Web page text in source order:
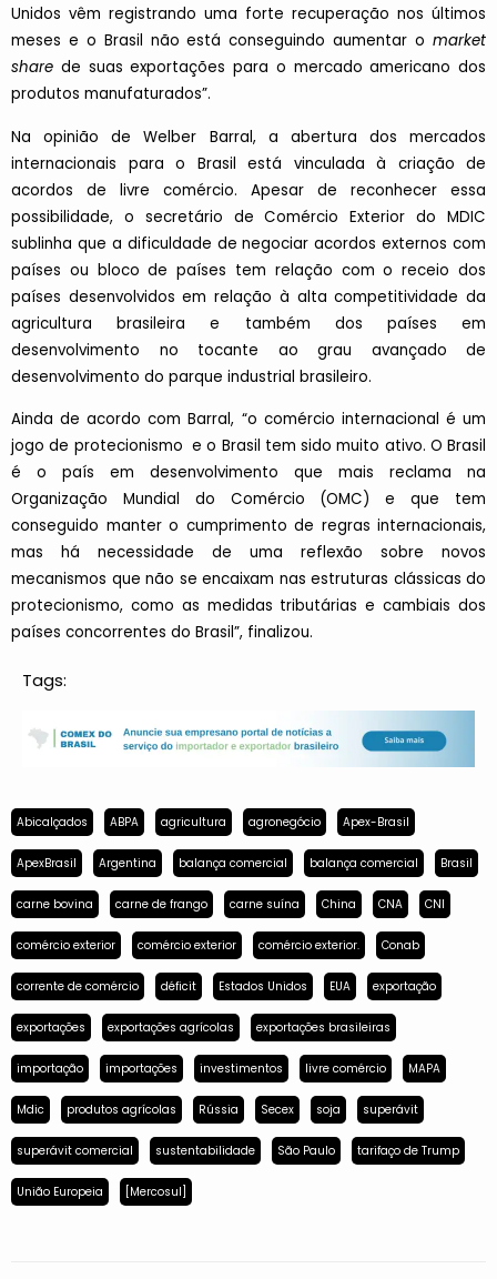
Unidos vêm registrando uma forte recuperação nos últimos
meses e o Brasil não está conseguindo aumentar o market
share de suas exportações para o mercado americano dos
produtos manufaturados”.
Na opinião de Welber Barral, a abertura dos mercados
internacionais para o Brasil está vinculada à criação de
acordos de livre comércio. Apesar de reconhecer essa
possibilidade, o secretário de Comércio Exterior do MDIC
sublinha que a dificuldade de negociar acordos externos com
países ou bloco de países tem relação com o receio dos
países desenvolvidos em relação à alta competitividade da
agricultura brasileira e também dos países em
desenvolvimento no tocante ao grau avançado de
desenvolvimento do parque industrial brasileiro.
Ainda de acordo com Barral, “o comércio internacional é um
jogo de protecionismo e o Brasil tem sido muito ativo. O Brasil
é o país em desenvolvimento que mais reclama na
Organização Mundial do Comércio (OMC) e que tem
conseguido manter o cumprimento de regras internacionais,
mas há necessidade de uma reflexão sobre novos
mecanismos que não se encaixam nas estruturas clássicas do
protecionismo, como as medidas tributárias e cambiais dos
países concorrentes do Brasil”, finalizou.
Tags:
Abicalçados ABPA agricultura agronegócio Apex-Brasil
ApexBrasil Argentina balança comercial balança comercial Brasil
carne bovina carne de frango carne suína China CNA CNI
comércio exterior comércio exterior comércio exterior. Conab
corrente de comércio déficit Estados Unidos EUA exportação
exportações exportações agrícolas exportações brasileiras
importação importações investimentos livre comércio MAPA
Mdic produtos agrícolas Rússia Secex soja superávit
superávit comercial sustentabilidade São Paulo tarifaço de Trump
União Europeia [Mercosul]